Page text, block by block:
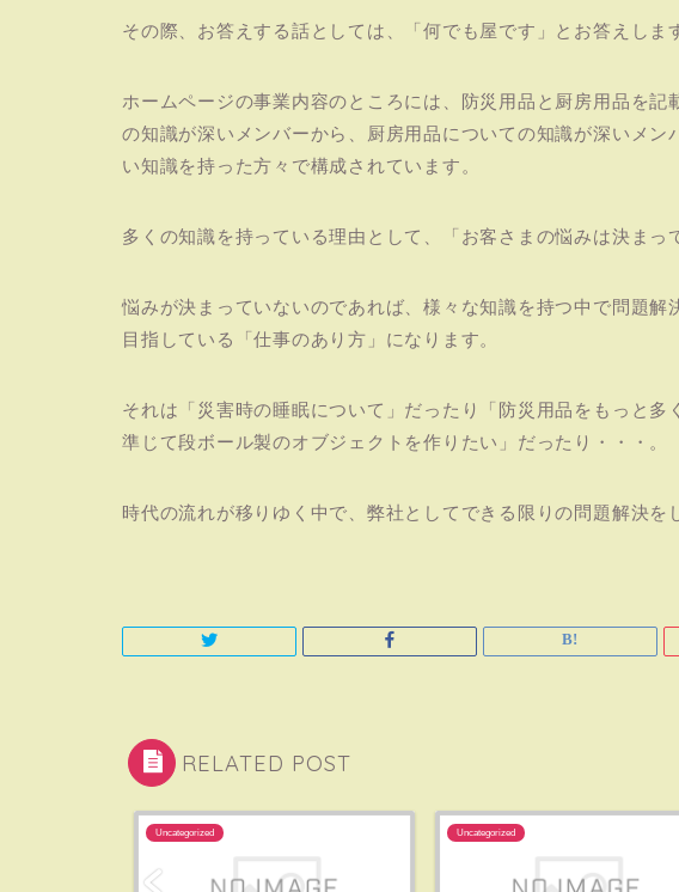
その際、お答えする話としては、「何でも屋です」とお答えしま
ホームページの事業内容のところには、防災用品と厨房用品を記
の知識が深いメンバーから、厨房用品についての知識が深いメン
い知識を持った方々で構成されています。
多くの知識を持っている理由として、「お客さまの悩みは決まっ
悩みが決まっていないのであれば、様々な知識を持つ中で問題
目指している「仕事のあり方」になります。
それは「災害時の睡眠について」だったり「防災用品をもっと
準じて段ボール製のオブジェクトを作りたい」だったり・・・。
時代の流れが移りゆく中で、弊社としてできる限りの問題解決を
RELATED POST
Uncategorized Uncategorized